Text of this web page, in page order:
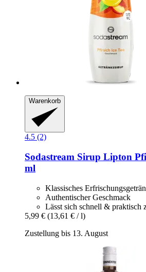
Warenkorb
4.5 (2)
Sodastream Sirup Lipton
ml
Klassisches
Authentischer Geschmack
Lässt sich schnell & praktisch
5,99 € (13,61 € / l)
Zustellung bis 13. August